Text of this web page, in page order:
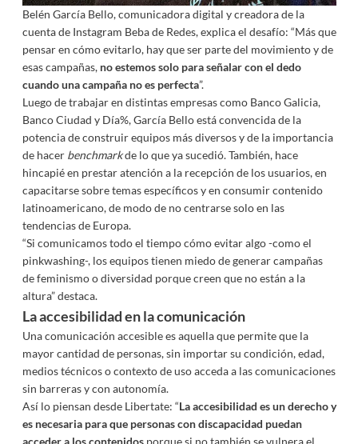
Belén García Bello, comunicadora digital y creadora de la
cuenta de Instagram Beba de Redes, explica el desafío: “Más que
pensar en cómo evitarlo, hay que ser parte del movimiento y de
esas campañas, no estemos solo para señalar con el dedo
cuando una campaña no es perfecta”.
Luego de trabajar en distintas empresas como Banco Galicia,
Banco Ciudad y Día%, García Bello está convencida de la
potencia de construir equipos más diversos y de la importancia
de hacer benchmarkde lo que ya sucedió. También, hace
hincapié en prestar atención a la recepción de los usuarios, en
capacitarse sobre temas específicos y en consumir contenido
latinoamericano, de modo de no centrarse solo en las
tendencias de Europa.
“Si comunicamos todo el tiempo cómo evitar algo -como el
pinkwashing-, los equipos tienen miedo de generar campañas
de feminismo o diversidad porque creen que no están a la
altura” destaca.
La accesibilidad en la comunicación
Una comunicación accesible es aquella que permite que la
mayor cantidad de personas, sin importar su condición, edad,
medios técnicos o contexto de uso acceda a las comunicaciones
sin barreras y con autonomía.
Así lo piensan desde Libertate: “La accesibilidad es un derecho y
es necesaria para que personas con discapacidad puedan
acceder a los contenidosporque si no también se vulnera el